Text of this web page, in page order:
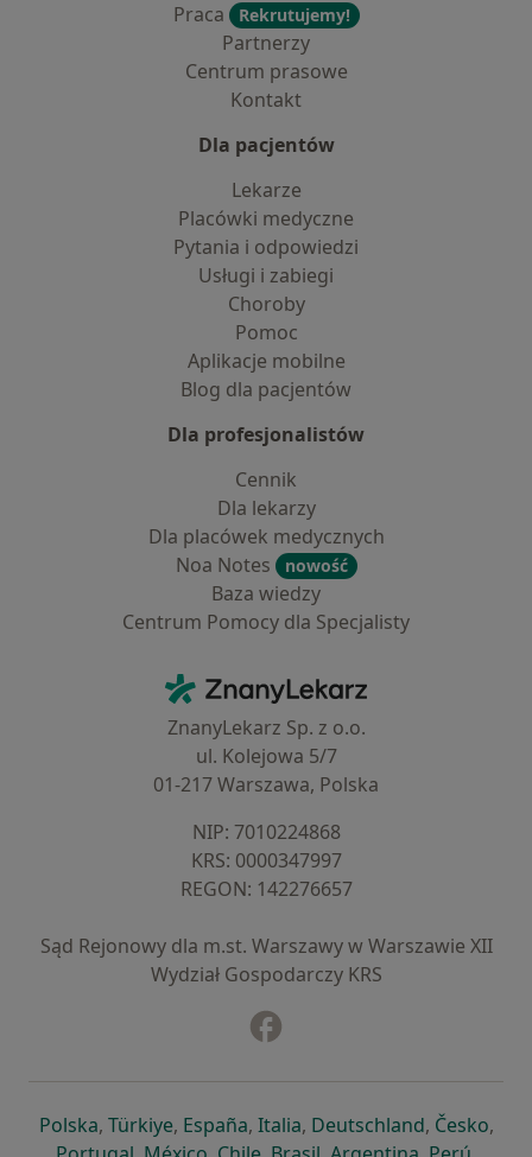
Praca
Rekrutujemy!
Partnerzy
Centrum prasowe
Kontakt
Dla pacjentów
Lekarze
Placówki medyczne
Pytania i odpowiedzi
Usługi i zabiegi
Choroby
Pomoc
Aplikacje mobilne
Blog dla pacjentów
Dla profesjonalistów
Cennik
Dla lekarzy
Dla placówek medycznych
Noa Notes
nowość
Baza wiedzy
Centrum Pomocy dla Specjalisty
ZnanyLekarz - Strona główna
ZnanyLekarz Sp. z o.o.
ul. Kolejowa 5/7
01-217 Warszawa, Polska
NIP: ⁠7010224868
KRS: ⁠0000347997
REGON: ⁠142276657
Sąd Rejonowy dla m.st. Warszawy w Warszawie XII
Wydział Gospodarczy KRS
Polskaotwiera się w nowej karcie
, Türkiyeotwiera się w nowej karcie
, Españaotwiera się w nowej karcie
, Italiaotwiera się w nowej
, Deutschlandotwiera się
, Česko,